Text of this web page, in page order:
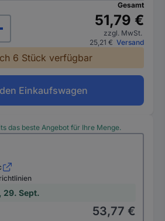
Gesamt
51,79 €
zzgl. MwSt.
25,21 € Versand
6 Stück verfügbar
Einkaufswagen
das beste Angebot für Ihre Menge.
29. Sept.
53,77 €